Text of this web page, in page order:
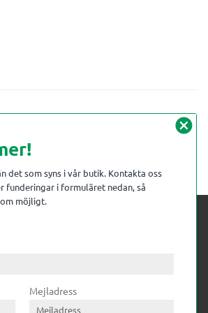
hela
cancel
det som syns i vår butik. Kontakta oss
i formuläret nedan, så
möjligt.
Mejladress